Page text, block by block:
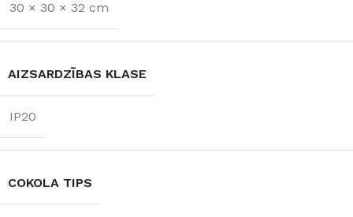
30 × 30 × 32 cm
AIZSARDZĪBAS KLASE
IP20
COKOLA TIPS